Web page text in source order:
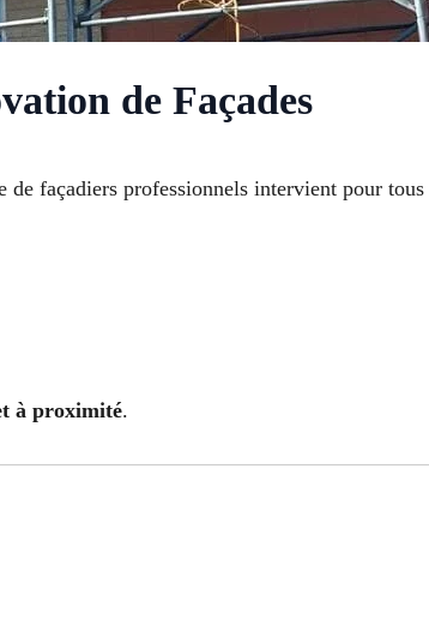
de Façades
de façadiers professionnels intervient pour
à proximité.